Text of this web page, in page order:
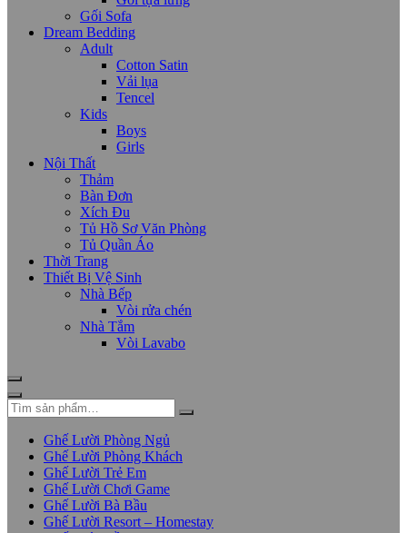
Gối Sofa
Dream Bedding
Adult
Cotton Satin
Vải lụa
Tencel
Kids
Boys
Girls
Nội Thất
Thảm
Bàn Đơn
Xích Đu
Tủ Hồ Sơ Văn Phòng
Tủ Quần Áo
Thời Trang
Thiết Bị Vệ Sinh
Nhà Bếp
Vòi rửa chén
Nhà Tắm
Vòi Lavabo
Ghế Lười Phòng Ngủ
Ghế Lười Phòng Khách
Ghế Lười Trẻ Em
Ghế Lười Chơi Game
Ghế Lười Bà Bầu
Ghế Lười Resort – Homestay